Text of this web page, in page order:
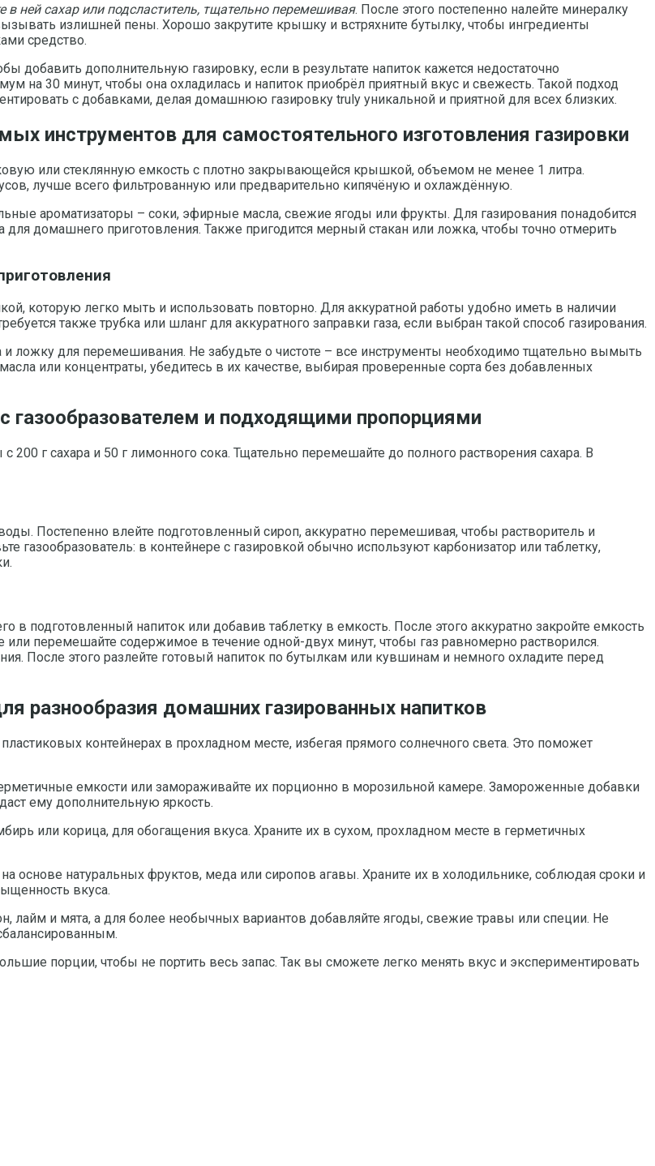
ней сахар или подсластитель, тщательно перемешивая. После этого постепенно налейте минералку
излишней пены. Хорошо закрутите крышку и встряхните бутылку, чтобы ингредиенты
средство.
добавить дополнительную газировку, если в результате напиток кажется недостаточно
на 30 минут, чтобы она охладилась и напиток приобрёл приятный вкус и свежесть. Такой подход
с добавками, делая домашнюю газировку truly уникальной и приятной для всех близких.
инструментов для самостоятельного изготовления газировки
или стеклянную емкость с плотно закрывающейся крышкой, объемом не менее 1 литра.
лучше всего фильтрованную или предварительно кипячёную и охлаждённую.
ароматизаторы – соки, эфирные масла, свежие ягоды или фрукты. Для газирования понадобится
для домашнего приготовления. Также пригодится мерный стакан или ложка, чтобы точно отмерить
которую легко мыть и использовать повторно. Для аккуратной работы удобно иметь в наличии
также трубка или шланг для аккуратного заправки газа, если выбран такой способ газирования.
для перемешивания. Не забудьте о чистоте – все инструменты необходимо тщательно вымыть
или концентраты, убедитесь в их качестве, выбирая проверенные сорта без добавленных
газообразователем и подходящими пропорциями
200 г сахара и 50 г лимонного сока. Тщательно перемешайте до полного растворения сахара. В
Постепенно влейте подготовленный сироп, аккуратно перемешивая, чтобы растворитель и
газообразователь: в контейнере с газировкой обычно используют карбонизатор или таблетку,
в подготовленный напиток или добавив таблетку в емкость. После этого аккуратно закройте емкость
перемешайте содержимое в течение одной-двух минут, чтобы газ равномерно растворился.
После этого разлейте готовый напиток по бутылкам или кувшинам и немного охладите перед
разнообразия домашних газированных напитков
контейнерах в прохладном месте, избегая прямого солнечного света. Это поможет
емкости или замораживайте их порционно в морозильной камере. Замороженные добавки
ему дополнительную яркость.
или корица, для обогащения вкуса. Храните их в сухом, прохладном месте в герметичных
основе натуральных фруктов, меда или сиропов агавы. Храните их в холодильнике, соблюдая сроки и
вкуса.
лайм и мята, а для более необычных вариантов добавляйте ягоды, свежие травы или специи. Не
порции, чтобы не портить весь запас. Так вы сможете легко менять вкус и экспериментировать